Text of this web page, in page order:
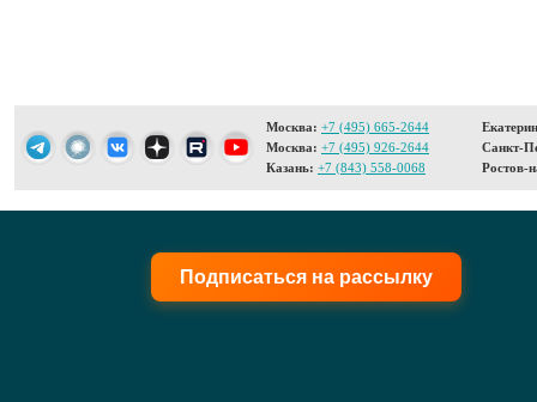
Москва: +7 (495) 665-2644
Москва: +7 (495) 926-2644
Казань: +7 (843) 558-0068
Санкт-
Ростов-
Подписаться на рассылку